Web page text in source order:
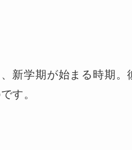
新学期が始まる時期。
す。